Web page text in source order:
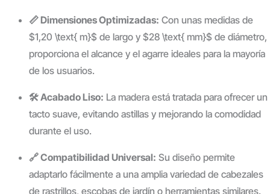
📏 Dimensiones Optimizadas: Con unas medidas de
$1,20 \text{ m}$ de largo y $28 \text{ mm}$ de diámetro,
proporciona el alcance y el agarre ideales para la mayoría
de los usuarios.
🛠️ Acabado Liso: La madera está tratada para ofrecer un
tacto suave, evitando astillas y mejorando la comodidad
durante el uso.
🔗 Compatibilidad Universal: Su diseño permite
adaptarlo fácilmente a una amplia variedad de cabezales
de rastrillos, escobas de jardín o herramientas similares.